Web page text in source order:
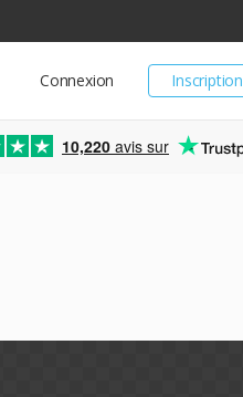
Inscription
Connexion
10,220 avis sur